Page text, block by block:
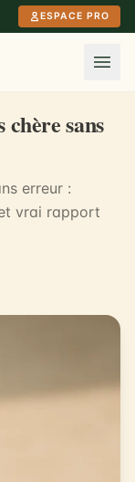
ESPACE PRO
sans
erreur :
vrai rapport